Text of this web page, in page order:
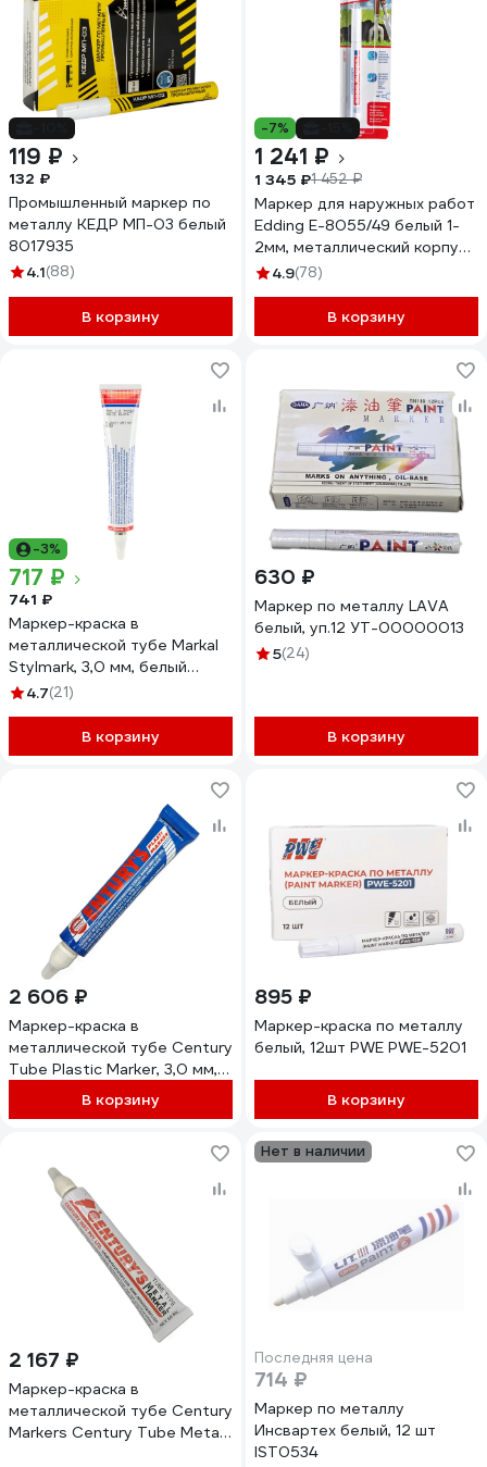
119 ₽
132 ₽
Промышленный маркер по
металлу КЕДР МП-03 белый
8017935
4.1(88)
В корзину
-7%
1 241 ₽
1 345 ₽1 452 ₽
Маркер для наружных работ
Edding E-8055/49 белый 1-
2мм, металлический корпус
537646
4.9(78)
В корзину
-3%
717 ₽
741 ₽
Маркер-краска в
металлической тубе Markal
Stylmark, 3,0 мм, белый
96652
4.7(21)
В корзину
630 ₽
Маркер по металлу LAVA
белый, уп.12 УТ-00000013
5(24)
В корзину
2 606 ₽
Маркер-краска в
металлической тубе Century
Tube Plastic Marker, 3,0 мм,
упаковка 10 шт, белый
Century Markers CM99010-
В корзину
895 ₽
Маркер-краска по металлу
белый, 12шт PWE PWE-5201
В корзину
2 167 ₽
Маркер-краска в
металлической тубе Century
Markers Century Tube Metal
Нет в наличии
Последняя цена
714 ₽
Маркер по металлу
Инсвартех белый, 12 шт
IST0534